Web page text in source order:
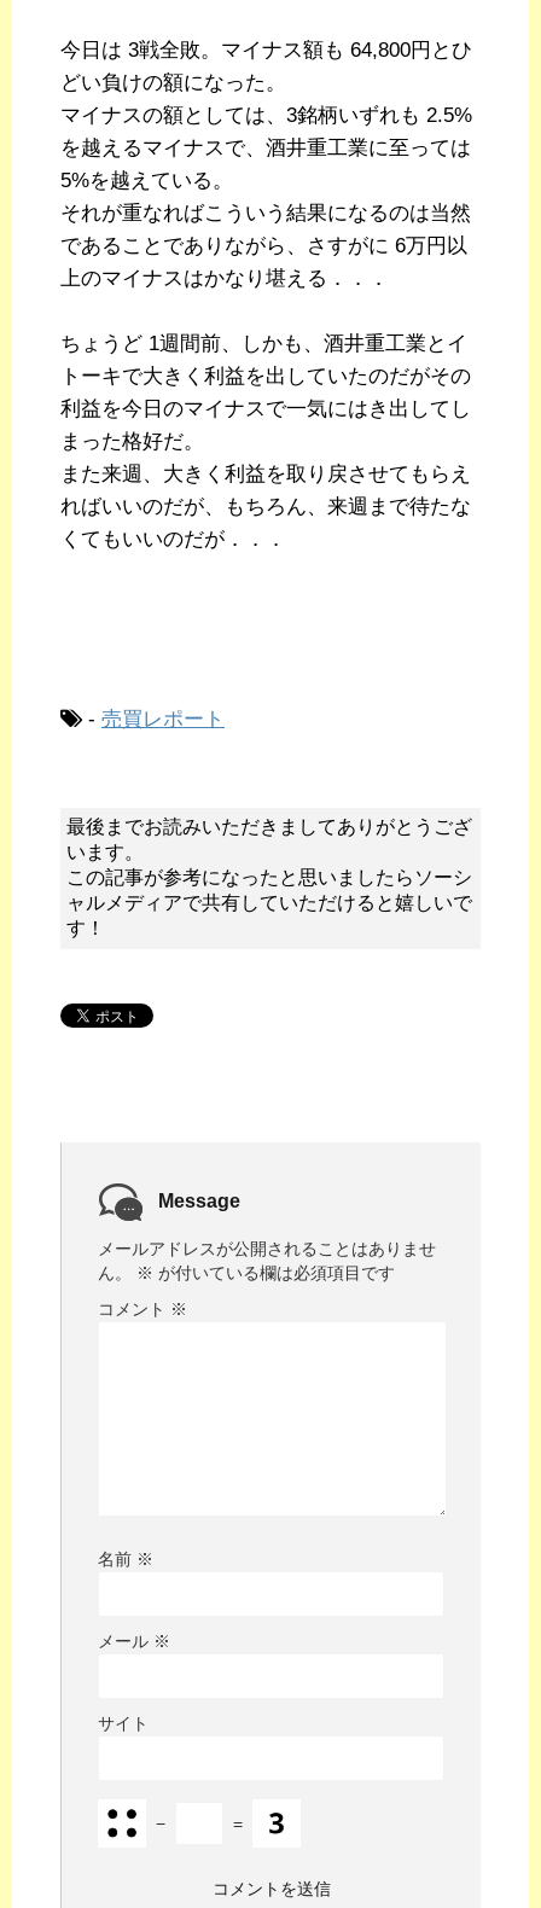
今日は 3戦全敗。マイナス額も 64,800円とひ
どい負けの額になった。
マイナスの額としては、3銘柄いずれも 2.5%
を越えるマイナスで、酒井重工業に至っては
5%を越えている。
それが重なればこういう結果になるのは当然
であることでありながら、さすがに 6万円以
上のマイナスはかなり堪える．．．
ちょうど 1週間前、しかも、酒井重工業とイ
トーキで大きく利益を出していたのだがその
利益を今日のマイナスで一気にはき出してし
まった格好だ。
また来週、大きく利益を取り戻させてもらえ
ればいいのだが、もちろん、来週まで待たな
くてもいいのだが．．．
- 売買レポート
最後までお読みいただきましてありがとうござ
います。
この記事が参考になったと思いましたらソーシ
ャルメディアで共有していただけると嬉しいで
す！
Message
メールアドレスが公開されることはありませ
ん。
※ が付いている欄は必須項目です
コメント ※
名前 ※
メール ※
サイト
− =